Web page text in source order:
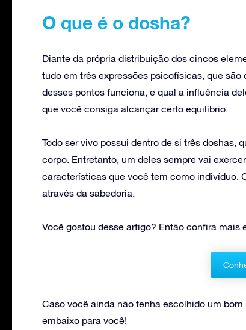
O que é o dosha?
Diante da própria distribuição dos cincos
tudo em três expressões psicofísicas, que
desses pontos funciona, e qual a influência
que você consiga alcançar certo equilíbrio.
Todo ser vivo possui dentro de si três doshas,
corpo. Entretanto, um deles sempre vai
características que você tem como indivíduo.
através da sabedoria.
Você gostou desse artigo? Então confira mais
Caso você ainda não tenha escolhido um
embaixo para você!